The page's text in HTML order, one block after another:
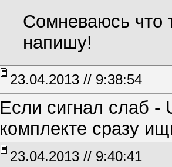
Сомневаюсь что
напишу!
23.04.2013 // 9:38:54
Если сигнал слаб -
комплекте сразу
23.04.2013 // 9:40:41